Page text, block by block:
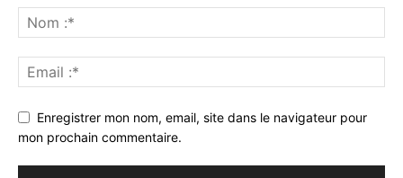
Enregistrer mon nom, email, site dans le navigateur pour
mon prochain commentaire.